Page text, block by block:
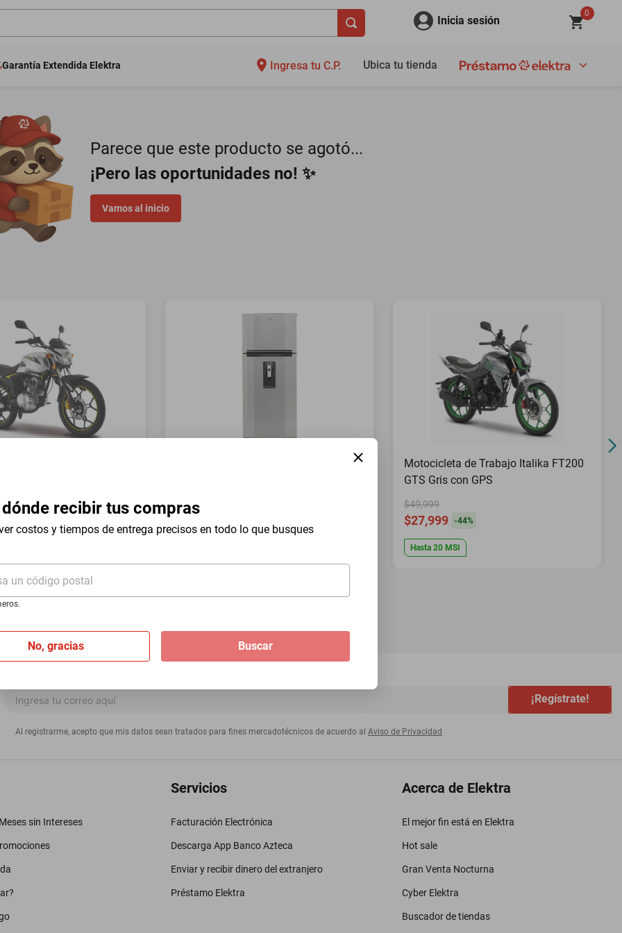
Inicia sesión
0
Garantía Extendida Elektra Ingresa tu C.P.
dónde recibir tus compras
costos y tiempos de entrega precisos en todo lo que busques
un código postal
No, gracias Buscar
Ubica tu tienda
Parece que este producto se agotó...
¡Pero las oportunidades no! ✨
Vamos al inicio
$19,999
Motocicleta de Trabajo Italika FT200
GTS Gris con GPS
$49,999
$27,999 -44%
Hasta 20 MSI
¡Regístrate!
Al registrarme, acepto que mis datos sean tratados para fines mercadotécnicos de acuerdo al Aviso de Privacidad
sin Intereses
Servicios
Facturación Electrónica
Descarga App Banco Azteca
Enviar y recibir dinero del extranjero
Préstamo Elektra
Acerca de Elektra
El mejor fin está en Elektra
Hot sale
Gran Venta Nocturna
Cyber Elektra
Buscador de tiendas